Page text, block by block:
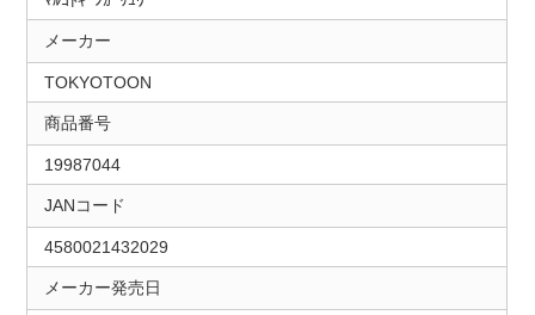
メーカー
TOKYOTOON
商品番号
19987044
JANコード
4580021432029
メーカー発売日